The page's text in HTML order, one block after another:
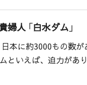
人 「白水ダム」
本に約3000もの数
といえば、迫力があ